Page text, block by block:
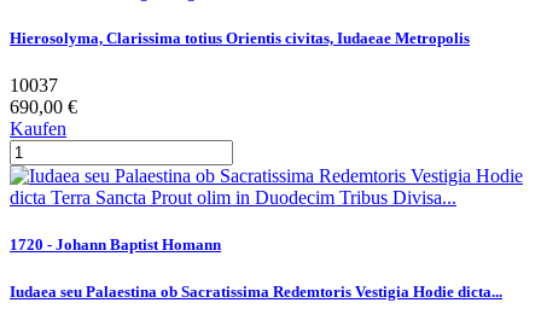
Hierosolyma, Clarissima totius Orientis civitas, Iudaeae Metropolis
10037
690,00 €
Kaufen
1720 - Johann Baptist Homann
Iudaea seu Palaestina ob Sacratissima Redemtoris Vestigia Hodie dicta...